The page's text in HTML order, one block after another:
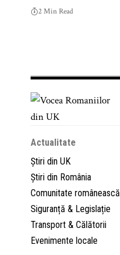
2 Min Read
Actualitate
Știri din UK
Știri din România
Comunitate românească
Siguranță & Legislație
Transport & Călătorii
Evenimente locale